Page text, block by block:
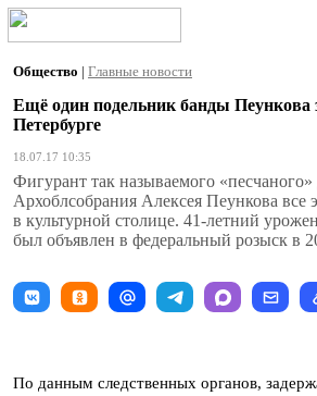
Общество | Главные новости
Ещё один подельник банды Пеункова
Петербурге
18.07.17 10:35
Фигурант так называемого «песчаного»
Архоблсобрания Алексея Пеункова все
в культурной столице. 41-летний
был объявлен в федеральный розыск в
По данным следственных органов,